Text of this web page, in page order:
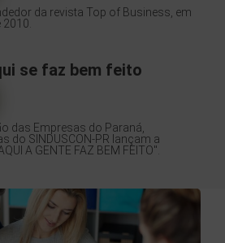
da revista Top of Business, em
se faz bem feito
das Empresas do Paraná,
do SINDUSCON-PR lançam a
A GENTE FAZ BEM FEITO".